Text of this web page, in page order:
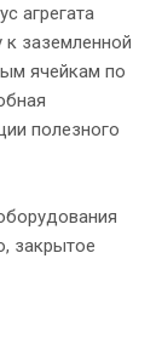
агрегата
к заземленной
ячейкам по
полезного
закрытое